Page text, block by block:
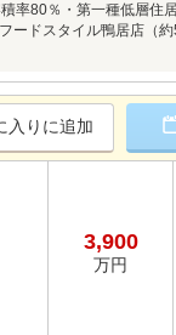
率80％・第一種低層住
スタイル鴨居店（約
入りに追加
3,900
万円